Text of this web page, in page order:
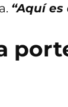
“Aquí